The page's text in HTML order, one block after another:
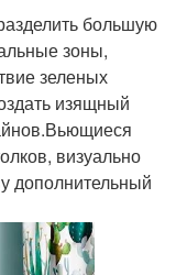
большую
зоны,
зеленых
изящный
визуально
дополнительный